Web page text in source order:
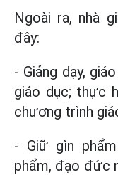
Ngoài ra, nhà
đây:
- Giảng dạy,
giáo dục; thực
chương trình
- Giữ gìn
phẩm, đạo đức